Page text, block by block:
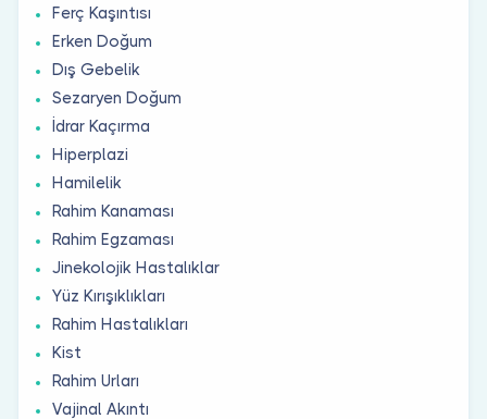
Ferç Kaşıntısı
Erken Doğum
Dış Gebelik
Sezaryen Doğum
İdrar Kaçırma
Hiperplazi
Hamilelik
Rahim Kanaması
Rahim Egzaması
Jinekolojik Hastalıklar
Yüz Kırışıklıkları
Rahim Hastalıkları
Kist
Rahim Urları
Vajinal Akıntı